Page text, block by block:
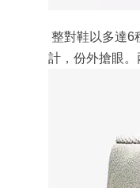
整對鞋以多達6
計，份外搶眼。